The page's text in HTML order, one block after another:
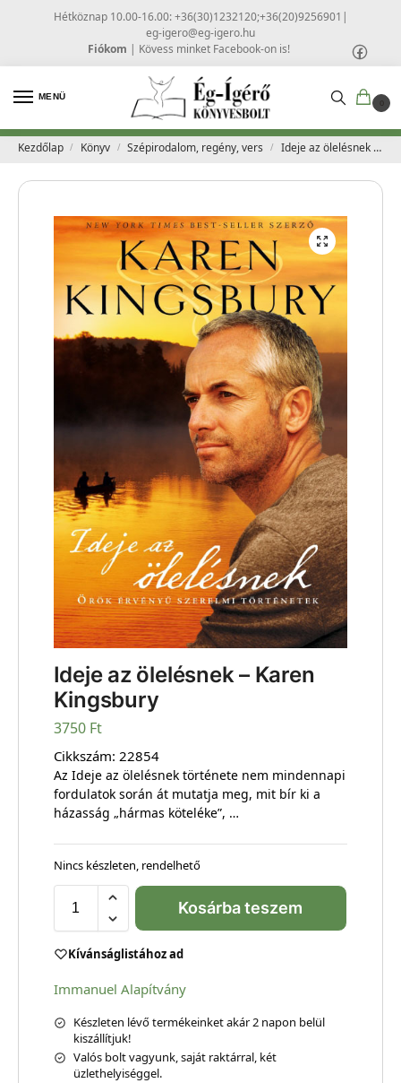
Hétköznap 10.00-16.00: +36(30)1232120;+36(20)9256901 |
eg-igero@eg-igero.hu
Fiókom | Kövess minket Facebook-on is!
MENÜ
0
Kezdőlap / Könyv / Szépirodalom, regény, vers / Ideje az ölelésnek – Karen Kingsbury
Ideje az ölelésnek – Karen
Kingsbury
3750 Ft
Cikkszám: 22854
Az Ideje az ölelésnek története nem mindennapi
fordulatok során át mutatja meg, mit bír ki a
házasság „hármas köteléke”, …
Nincs készleten, rendelhető
Kosárba teszem
Kívánságlistához ad
Immanuel Alapítvány
Készleten lévő termékeinket akár 2 napon belül
kiszállítjuk!
Valós bolt vagyunk, saját raktárral, két
üzlethelyiséggel.